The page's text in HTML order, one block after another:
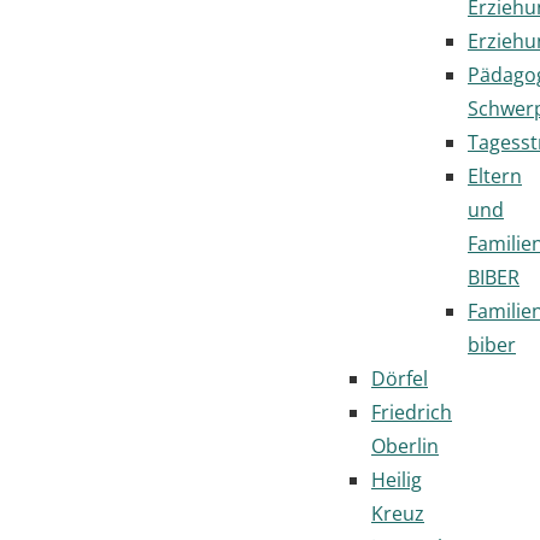
Eltern
und
BIBER
biber
Dörfel
Friedrich
Oberlin
Heilig
Kreuz